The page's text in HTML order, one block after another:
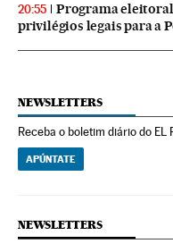
20:55
Programa
privilégios legais para a
NEWSLETTERS
Receba o boletim diário do EL
APÚNTATE
NEWSLETTERS